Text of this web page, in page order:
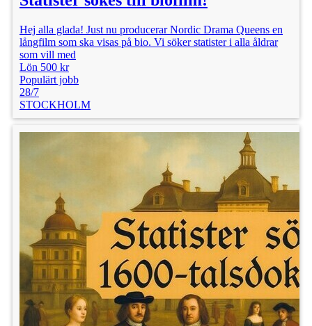
Hej alla glada! Just nu producerar Nordic Drama Queens en
långfilm som ska visas på bio. Vi söker statister i alla åldrar
som vill med
Lön 500 kr
Populärt jobb
28/7
STOCKHOLM